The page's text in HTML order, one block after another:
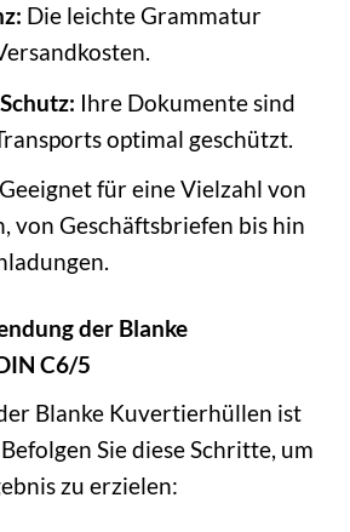
Die leichte Grammatur
Ihre Dokumente sind
optimal geschützt.
Geeignet für eine Vielzahl von
von Geschäftsbriefen bis hin
der Blanke
C6/5
Blanke Kuvertierhüllen ist
Sie diese Schritte, um
zu erzielen: